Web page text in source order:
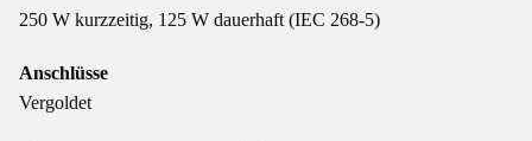
250 W kurzzeitig, 125 W dauerhaft (IEC 268-5)
Anschlüsse
Vergoldet